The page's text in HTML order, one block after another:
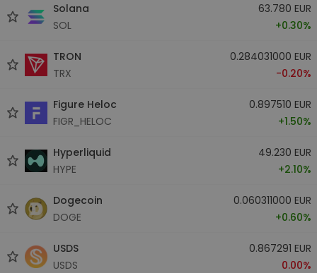
Solana
SOL
63.780 EUR
+0.30%
TRON
TRX
0.284031000 EUR
-0.20%
Figure Heloc
FIGR_HELOC
0.897510 EUR
+1.50%
Hyperliquid
HYPE
49.230 EUR
+2.10%
Dogecoin
DOGE
0.060311000 EUR
+0.60%
USDS
USDS
0.867291 EUR
0.00%